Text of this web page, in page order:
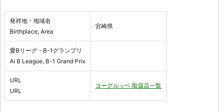
発祥地・地域名
Birthplace, Area
宮崎県
愛Bリーグ・B-1グランプリ
Ai B League, B-1 Grand Prix
URL
URL
ヨーグルッペ 取扱店一覧